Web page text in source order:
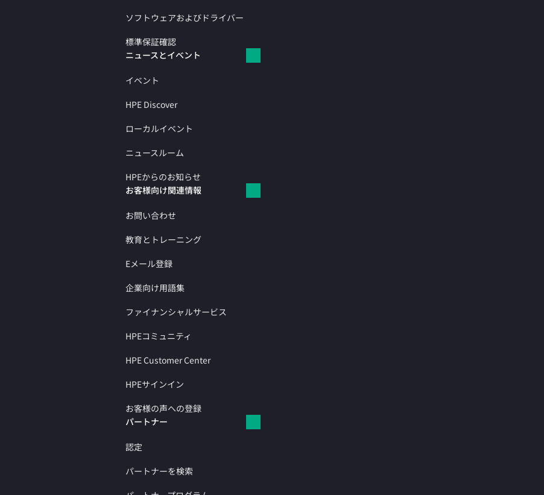
ソフトウェアおよびドライバー
標準保証確認
ニュースとイベント
イベント
HPE Discover
ローカルイベント
ニュースルーム
HPEからのお知らせ
お客様向け関連情報
お問い合わせ
教育とトレーニング
Eメール登録
企業向け用語集
ファイナンシャルサービス
HPEコミュニティ
HPE Customer Center
HPEサインイン
お客様の声への登録
パートナー
認定
パートナーを検索